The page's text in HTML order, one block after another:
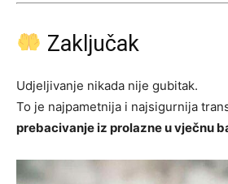
Zaključak
Udjeljivanje nikada nije gubitak.
To je najpametnija i najsigurnija
prebacivanje iz prolazne u vječnu